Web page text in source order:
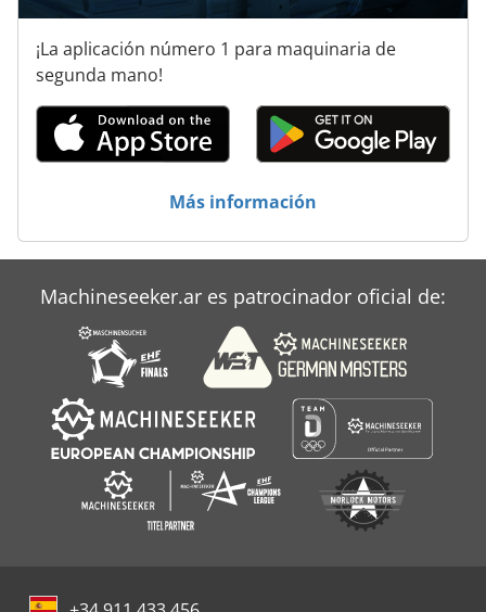
¡La aplicación número 1 para maquinaria de
segunda mano!
Más información
Machineseeker.ar es patrocinador oficial de: